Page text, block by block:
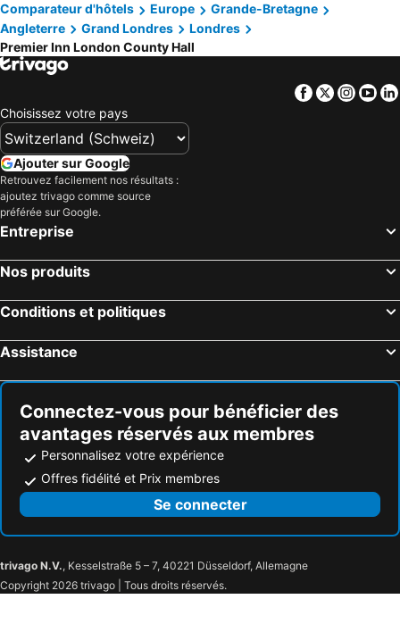
Comparateur d'hôtels
Europe
Grande-Bretagne
Angleterre
Grand Londres
Londres
Premier Inn London County Hall
Facebook
Twitter
Choisissez votre pays
Ajouter sur Google
Retrouvez facilement nos résultats :
ajoutez trivago comme source
préférée sur Google.
Entreprise
Nos produits
Conditions et politiques
Assistance
Connectez-vous pour bénéficier des
avantages réservés aux membres
Personnalisez votre expérience
Offres fidélité et Prix membres
Se connecter
trivago N.V., Kesselstraße 5 – 7, 40221 Düsseldorf, Allemagne
Copyright 2026 trivago | Tous droits réservés.